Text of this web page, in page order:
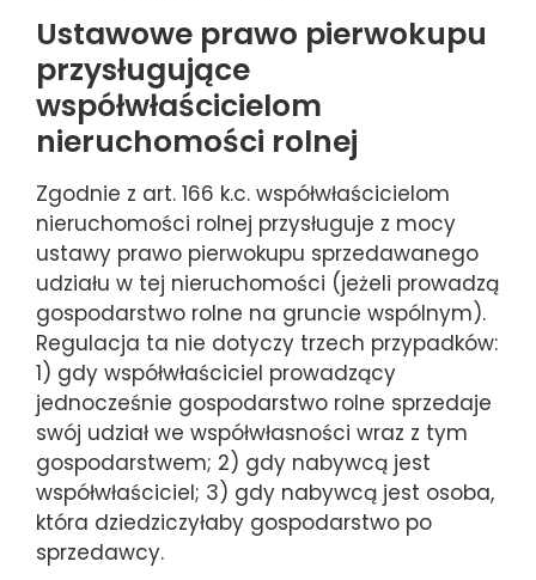
Ustawowe prawo pierwokupu
przysługujące
współwłaścicielom
nieruchomości rolnej
Zgodnie z art. 166 k.c. współwłaścicielom
nieruchomości rolnej przysługuje z mocy
ustawy prawo pierwokupu sprzedawanego
udziału w tej nieruchomości (jeżeli prowadzą
gospodarstwo rolne na gruncie wspólnym).
Regulacja ta nie dotyczy trzech przypadków:
1) gdy współwłaściciel prowadzący
jednocześnie gospodarstwo rolne sprzedaje
swój udział we współwłasności wraz z tym
gospodarstwem; 2) gdy nabywcą jest
współwłaściciel; 3) gdy nabywcą jest osoba,
która dziedziczyłaby gospodarstwo po
sprzedawcy.